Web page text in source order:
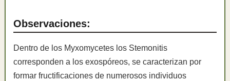
Observaciones:
Dentro de los Myxomycetes los Stemonitis
corresponden a los exospóreos, se caracterizan por
formar fructificaciones de numerosos individuos